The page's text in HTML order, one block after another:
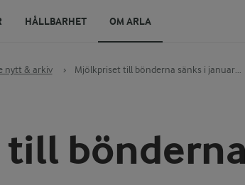
HÅLLBARHET OM ARLA
nytt & arkiv › Mjölkpriset till bönderna sänks i januar...